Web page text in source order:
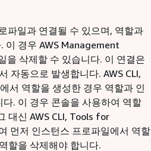
파일과 연결될 수 있으며, 역할과
이 경우 AWS Management
을 삭제할 수 있습니다. 이 연결은
자동으로 발생합니다. AWS CLI,
서 역할을 생성한 경우 역할과 인
. 이 경우 콘솔을 사용하여 역할
대신 AWS CLI, Tools for
먼저 인스턴스 프로파일에서 역할
할을 삭제해야 합니다.